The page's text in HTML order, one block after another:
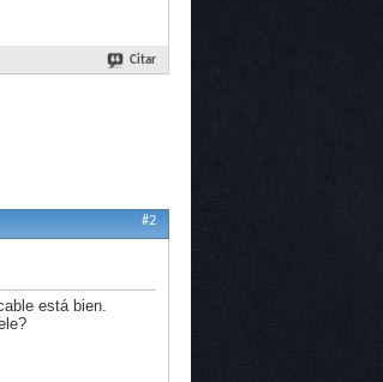
Citar
#2
está bien.